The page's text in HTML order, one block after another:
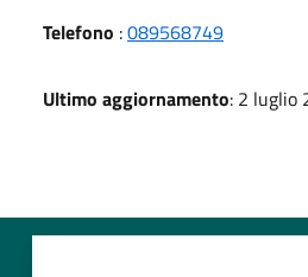
Telefono :089568749
Ultimo aggiornamento: 2 luglio